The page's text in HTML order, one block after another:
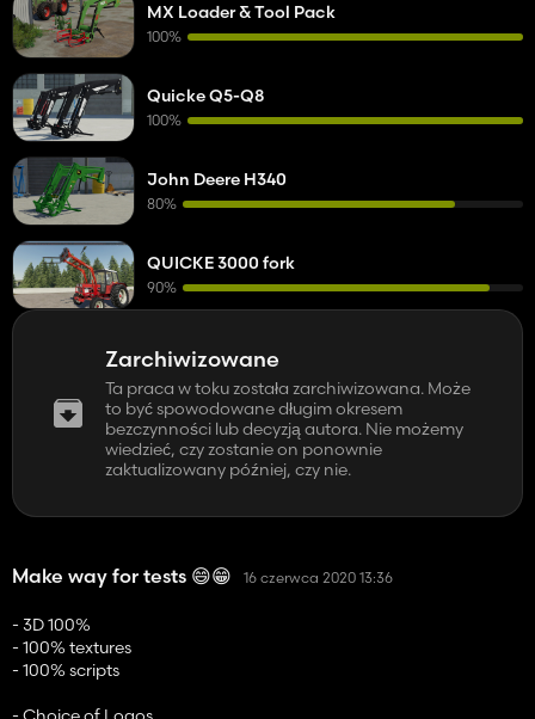
Zarchiwizowane
Ta praca w toku została zarchiwizowana. Może
to być spowodowane długim okresem
bezczynności lub decyzją autora. Nie możemy
wiedzieć, czy zostanie on ponownie
zaktualizowany później, czy nie.
Make way for tests 😄😁 16 czerwca 2020 13:36
- 3D 100%
- 100% textures
- 100% scripts
MX Loader & Tool Pack
100%
Quicke Q5-Q8
100%
John Deere H340
80%
QUICKE 3000 fork
90%